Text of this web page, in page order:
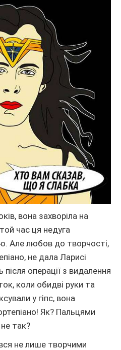
вона захворіла на
час ця недуга
Але любов до творчості,
не дала Ларисі
операції з видалення
коли обидві руки та
у гіпс, вона
Як? Пальцями
так?
не лише творчими